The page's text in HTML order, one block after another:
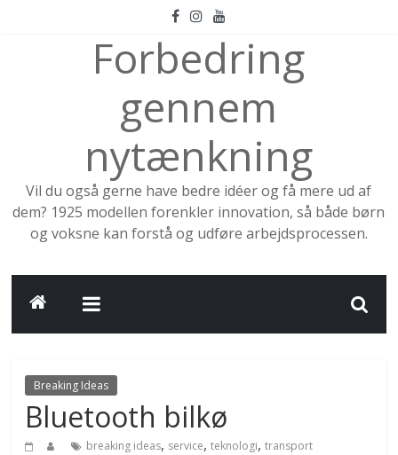
Forbedring
gennem
nytænkning
Vil du også gerne have bedre idéer og få mere ud af
dem? 1925 modellen forenkler innovation, så både børn
og voksne kan forstå og udføre arbejdsprocessen.
Breaking Ideas
Bluetooth bilkø
breaking ideas, service,teknologi,transport